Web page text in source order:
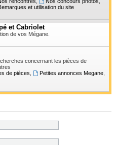
et utilisation du site
et Cabriolet
de vos Mégane.
concernant les pièces de
de pièces Petites annonces Megane,